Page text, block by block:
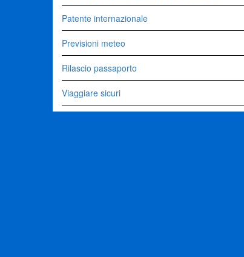
Patente internazionale
Previsioni meteo
Rilascio passaporto
Viaggiare sicuri